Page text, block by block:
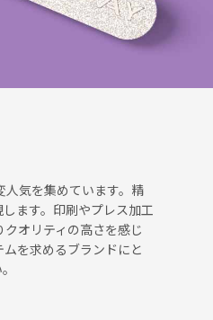
気を集めています。精
ます。印刷やプレス加工
オリティの高さを感じ
を求めるブランドにと